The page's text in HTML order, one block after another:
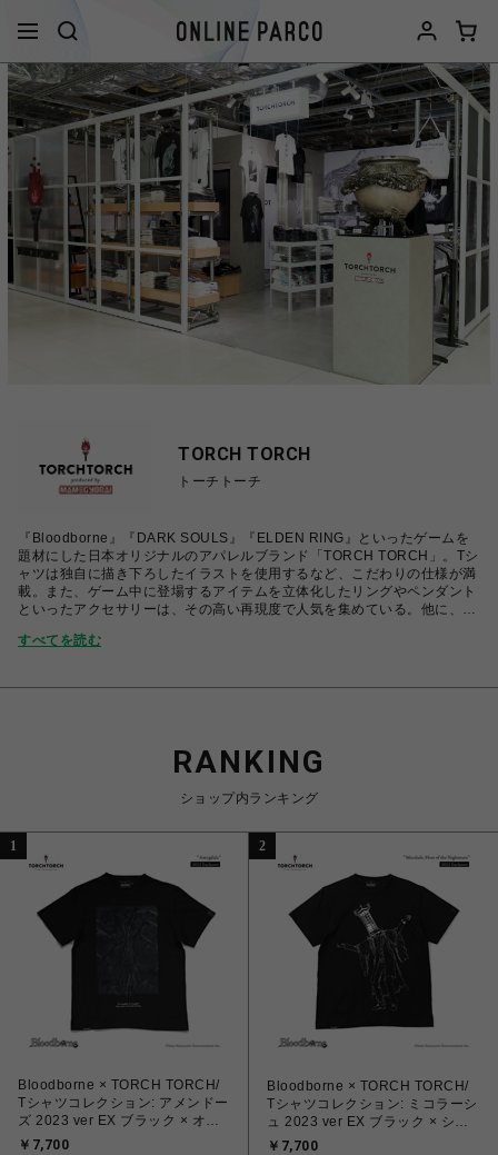
TORCH TORCH
トーチトーチ
『Bloodborne』『DARK SOULS』『ELDEN RING』といったゲームを
題材にした日本オリジナルのアパレルブランド「TORCH TORCH」。Tシ
ャツは独自に描き下ろしたイラストを使用するなど、こだわりの仕様が満
載。また、ゲーム中に登場するアイテムを立体化したリングやペンダント
といったアクセサリーは、その高い再現度で人気を集めている。他に、
DIE TWICE』『LITTLE NIGHTMARES』など、どれもファン心をくすぐ
すべてを読む
RANKING
ショップ内ランキング
1
Bloodborne × TORCH TORCH/
Tシャツコレクション: アメンドー
ズ 2023 ver EX ブラック × オイ
ルブラック L
￥7,700
2
Bloodborne × TORCH TORCH/
Tシャツコレクション: ミコラーシ
ュ 2023 ver EX ブラック × シル
バーフォイル S
￥7,700